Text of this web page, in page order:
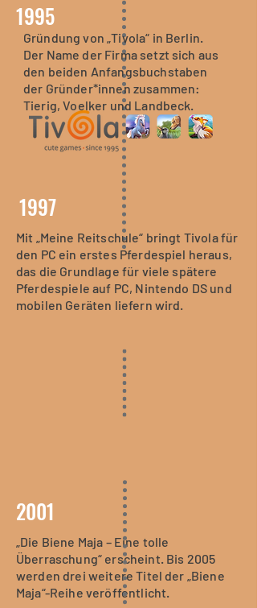
Die bereits auf PC erschienene
Reihe „Lernerfolg Grundschule“
erscheint auf dem Nintendo DS –
und wird auf dem Gerät ein Mega-
Erfolg.
1995
Gründung von „Tivola“ in Berlin.
Der Name der Firma setzt sich aus
den beiden Anfangsbuchstaben
der Gründer*innen zusammen:
Tierig, Voelker und Landbeck.
1997
Mit „Meine Reitschule“ bringt Tivola für
den PC ein erstes Pferdespiel heraus,
das die Grundlage für viele spätere
Pferdespiele auf PC, Nintendo DS und
mobilen Geräten liefern wird.
2001
„Die Biene Maja – Eine tolle
Überraschung“ erscheint. Bis 2005
werden drei weitere Titel der „Biene
Maja“-Reihe veröffentlicht.